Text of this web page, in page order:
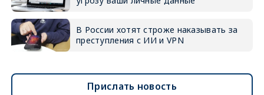
В России хотят строже наказывать за
преступления с ИИ и VPN
Прислать новость